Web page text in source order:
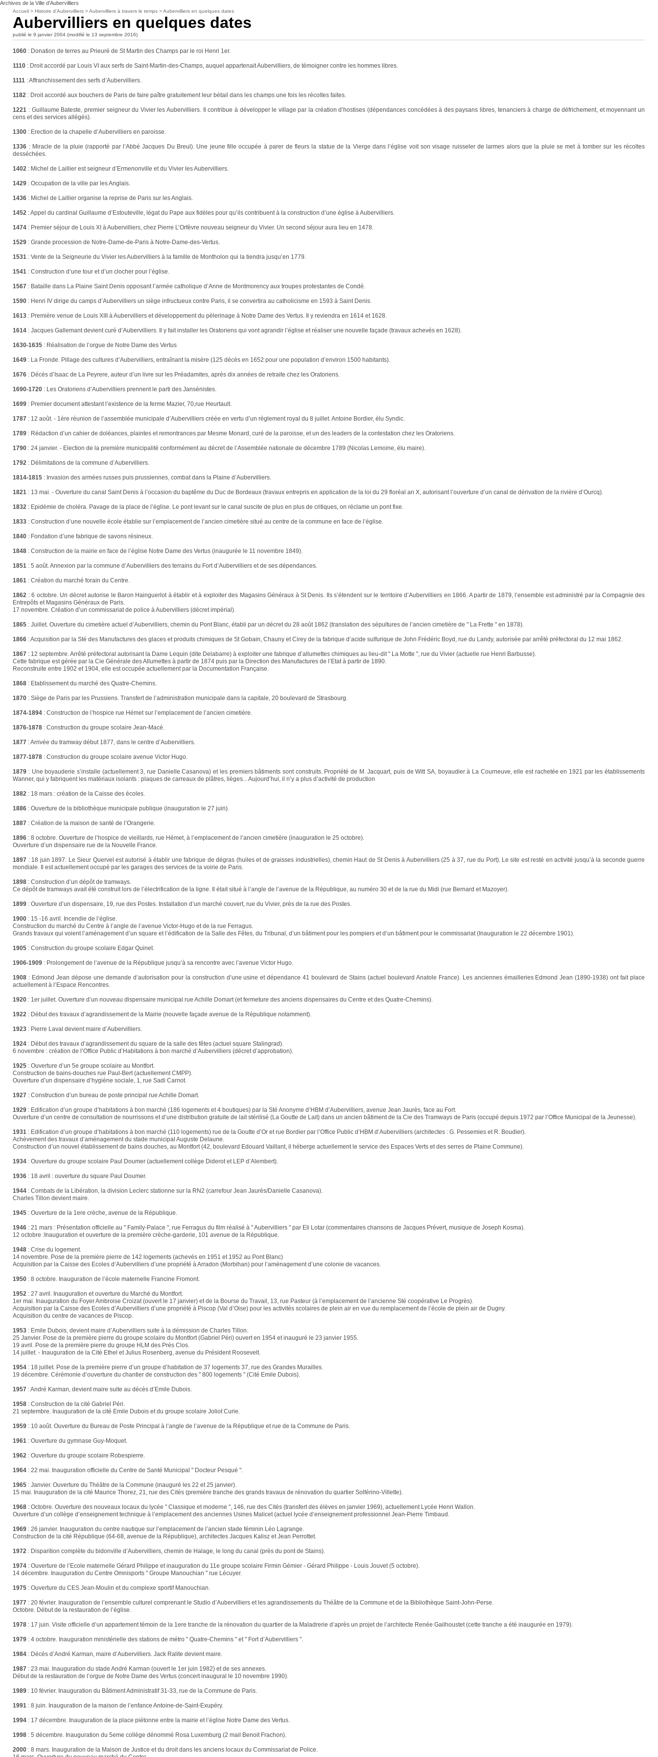
Archives de la Ville d’Aubervilliers
Accueil >Histoire d’Aubervilliers>Aubervilliers à travers le temps >Aubervilliers en quelques dates
Aubervilliers en quelques dates
publié le 9 janvier 2004 (modifié le 13 septembre 2016)
1060 : Donation de terres au Prieuré de St Martin des Champs par le roi Henri 1er.
1110 : Droit accordé par Louis VI aux serfs de Saint-Martin-des-Champs, auquel appartenait Aubervilliers, de témoigner contre les hommes libres.
1111 :Affranchissement des serfs d’Aubervilliers.
1182 : Droit accordé aux bouchers de Paris de faire paître gratuitement leur bétail dans les champs une fois les récoltes faites.
1221 :Guillaume Bateste, premier seigneur du Vivier les Aubervilliers. Il contribue à développer le village par la création d’hostises (dépendances concédées à des paysans libres, tenanciers à charge de défrichement, et moyennant un
cens et des services allégés).
1300 : Erection de la chapelle d’Aubervilliers en paroisse.
1336 :Miracle de la pluie (rapporté par l’Abbé Jacques Du Breul). Une jeune fille occupée à parer de fleurs la statue de la Vierge dans l’église voit son visage ruisseler de larmes alors que la pluie se met à tomber sur les récoltes
desséchées.
1402 : Michel de Laillier est seigneur d’Ermenonville et du Vivier les Aubervilliers.
1429 : Occupation de la ville par les Anglais.
1436 : Michel de Laillier organise la reprise de Paris sur les Anglais.
1452 :Appel du cardinal Guillaume d’Estouteville, légat du Pape aux fidèles pour qu’ils contribuent à la construction d’une église à Aubervilliers.
1474 : Premier séjour de Louis XI à Aubervilliers, chez Pierre L’Orfèvre nouveau seigneur du Vivier. Un second séjour aura lieu en 1478.
1529 : Grande procession de Notre-Dame-de-Paris à Notre-Dame-des-Vertus.
1531 : Vente de la Seigneurie du Vivier les Aubervilliers à la famille de Montholon qui la tiendra jusqu’en 1779.
1541 : Construction d’une tour et d’un clocher pour l’église.
1567 : Bataille dans La Plaine Saint Denis opposant l’armée catholique d’Anne de Montmorency aux troupes protestantes de Condé.
1590 : Henri IV dirige du camps d’Aubervilliers un siège infructueux contre Paris, il se convertira au catholicisme en 1593 à Saint Denis.
1613 : Première venue de Louis XIII à Aubervilliers et développement du pèlerinage à Notre Dame des Vertus. Il y reviendra en 1614 et 1628.
1614 : Jacques Gallemant devient curé d’Aubervilliers. Il y fait installer les Oratoriens qui vont agrandir l’église et réaliser une nouvelle façade (travaux achevés en 1628).
1630-1635 : Réalisation de l’orgue de Notre Dame des Vertus
1649 : La Fronde. Pillage des cultures d’Aubervilliers, entraînant la misère (125 décès en 1652 pour une population d’environ 1500 habitants).
1676 : Décès d’Isaac de La Peyrere, auteur d’un livre sur les Préadamites, après dix années de retraite chez les Oratoriens.
1690-1720 : Les Oratoriens d’Aubervilliers prennent le parti des Jansénistes.
1699 : Premier document attestant l’existence de la ferme Mazier, 70,rue Heurtault.
1787 : 12 août. - 1ère réunion de l’assemblée municipale d’Aubervilliers créée en vertu d’un règlement royal du 8 juillet. Antoine Bordier, élu Syndic.
1789 : Rédaction d’un cahier de doléances, plaintes et remontrances par Mesme Monard, curé de la paroisse, et un des leaders de la contestation chez les Oratoriens.
1790 : 24 janvier. - Election de la première municipalité conformément au décret de l’Assemblée nationale de décembre 1789 (Nicolas Lemoine, élu maire).
1792 : Délimitations de la commune d’Aubervilliers.
1814-1815 : Invasion des armées russes puis prussiennes, combat dans la Plaine d’Aubervilliers.
1821 : 13 mai. - Ouverture du canal Saint Denis à l’occasion du baptême du Duc de Bordeaux (travaux entrepris en application de la loi du 29 floréal an X, autorisant l’ouverture d’un canal de dérivation de la rivière d’Ourcq).
1832 : Epidémie de choléra. Pavage de la place de l’église. Le pont levant sur le canal suscite de plus en plus de critiques, on réclame un pont fixe.
1833 : Construction d’une nouvelle école établie sur l’emplacement de l’ancien cimetière situé au centre de la commune en face de l’église.
1840 : Fondation d’une fabrique de savons résineux.
1848 : Construction de la mairie en face de l’église Notre Dame des Vertus (inaugurée le 11 novembre 1849).
1851 : 5 août. Annexion par la commune d’Aubervilliers des terrains du Fort d’Aubervilliers et de ses dépendances.
1861 : Création du marché forain du Centre.
1862 :6 octobre. Un décret autorise le Baron Hainguerlot à établir et à exploiter des Magasins Généraux à St Denis. Ils s’étendent sur le territoire d’Aubervilliers en 1866. A partir de 1879, l’ensemble est administré par la Compagnie des
Entrepôts et Magasins Généraux de Paris.
17 novembre. Création d’un commissariat de police à Aubervilliers (décret impérial).
1865 : Juillet. Ouverture du cimetière actuel d’Aubervilliers, chemin du Pont Blanc, établi par un décret du 28 août 1862 (translation des sépultures de l’ancien cimetière de " La Frette " en 1878).
1866 :Acquisition par la Sté des Manufactures des glaces et produits chimiques de St Gobain, Chauny et Cirey de la fabrique d’acide sulfurique de John Frédéric Boyd, rue du Landy, autorisée par arrêté préfectoral du 12 mai 1862.
1867 : 12 septembre. Arrêté préfectoral autorisant la Dame Lequin (dite Delabarre) à exploiter une fabrique d’allumettes chimiques au lieu-dit " La Motte ", rue du Vivier (actuelle rue Henri Barbusse).
Cette fabrique est gérée par la Cie Générale des Allumettes à partir de 1874 puis par la Direction des Manufactures de l’Etat à partir de 1890.
Reconstruite entre 1902 et 1904, elle est occupée actuellement par la Documentation Française.
1868 : Etablissement du marché des Quatre-Chemins.
1870 : Siège de Paris par les Prussiens. Transfert de l’administration municipale dans la capitale, 20 boulevard de Strasbourg.
1874-1894 : Construction de l’hospice rue Hémet sur l’emplacement de l’ancien cimetière.
1876-1878 : Construction du groupe scolaire Jean-Macé.
1877 :Arrivée du tramway début 1877, dans le centre d’Aubervilliers.
1877-1878 : Construction du groupe scolaire avenue Victor Hugo.
1879 : Une boyauderie s’installe (actuellement 3, rue Danielle Casanova) et les premiers bâtiments sont construits. Propriété de M. Jacquart, puis de Witt SA, boyaudier à La Courneuve, elle est rachetée en 1921 par les établissements
Wanner, qui y fabriquent les matériaux isolants : plaques de carreaux de plâtres, lièges... Aujourd’hui, il n’y a plus d’activité de production
1882 : 18 mars : création de la Caisse des écoles.
1886 : Ouverture de la bibliothèque municipale publique (inauguration le 27 juin).
1887 : Création de la maison de santé de l’Orangerie.
1896 : 8 octobre. Ouverture de l’hospice de vieillards, rue Hémet, à l’emplacement de l’ancien cimetière (inauguration le 25 octobre).
Ouverture d’un dispensaire rue de la Nouvelle France.
1897 :18 juin 1897. Le Sieur Quervel est autorisé à établir une fabrique de dégras (huiles et de graisses industrielles), chemin Haut de St Denis à Aubervilliers (25 à 37, rue du Port). Le site est resté en activité jusqu’à la seconde guerre
mondiale. Il est actuellement occupé par les garages des services de la voirie de Paris.
1898 : Construction d’un dépôt de tramways.
Ce dépôt de tramways avait été construit lors de l’électrification de la ligne. Il était situé à l’angle de l’avenue de la République, au numéro 30 et de la rue du Midi (rue Bernard et Mazoyer).
1899 : Ouverture d’un dispensaire, 19, rue des Postes. Installation d’un marché couvert, rue du Vivier, près de la rue des Postes.
1900 : 15 -16 avril. Incendie de l’église.
Construction du marché du Centre à l’angle de l’avenue Victor-Hugo et de la rue Ferragus.
Grands travaux qui voient l’aménagement d’un square et l’édification de la Salle des Fêtes, du Tribunal, d’un bâtiment pour les pompiers et d’un bâtiment pour le commissariat (Inauguration le 22 décembre 1901).
1905 : Construction du groupe scolaire Edgar Quinet.
1906-1909 : Prolongement de l’avenue de la République jusqu’à sa rencontre avec l’avenue Victor Hugo.
1908 : Edmond Jean dépose une demande d’autorisation pour la construction d’une usine et dépendance 41 boulevard de Stains (actuel boulevard Anatole France). Les anciennes émailleries Edmond Jean (1890-1938) ont fait place
actuellement à l’Espace Rencontres.
1920 : 1er juillet. Ouverture d’un nouveau dispensaire municipal rue Achille Domart (et fermeture des anciens dispensaires du Centre et des Quatre-Chemins).
1922 : Début des travaux d’agrandissement de la Mairie (nouvelle façade avenue de la République notamment).
1923 : Pierre Laval devient maire d’Aubervilliers.
1924 : Début des travaux d’agrandissement du square de la salle des fêtes (actuel square Stalingrad).
6 novembre : création de l’Office Public d’Habitations à bon marché d’Aubervilliers (décret d’approbation).
1925 : Ouverture d’un 5e groupe scolaire au Montfort.
Construction de bains-douches rue Paul-Bert (actuellement CMPP).
Ouverture d’un dispensaire d’hygiène sociale, 1, rue Sadi Carnot.
1927 : Construction d’un bureau de poste principal rue Achille Domart.
1929 : Edification d’un groupe d’habitations à bon marché (186 logements et 4 boutiques) par la Sté Anonyme d’HBM d’Aubervilliers, avenue Jean Jaurès, face au Fort.
Ouverture d’un centre de consultation de nourrissons et d’une distribution gratuite de lait stérilisé (La Goutte de Lait) dans un ancien bâtiment de la Cie des Tramways de Paris (occupé depuis 1972 par l’Office Municipal de la Jeunesse).
1931 : Edification d’un groupe d’habitations à bon marché (110 logements) rue de la Goutte d’Or et rue Bordier par l’Office Public d’HBM d’Aubervilliers (architectes : G. Pessemies et R. Boudier).
Achèvement des travaux d’aménagement du stade municipal Auguste Delaune.
Construction d’un nouvel établissement de bains douches, au Montfort (42, boulevard Edouard Vaillant, il héberge actuellement le service des Espaces Verts et des serres de Plaine Commune).
1934 : Ouverture du groupe scolaire Paul Doumer (actuellement collège Diderot et LEP d’Alembert).
1936 : 18 avril : ouverture du square Paul Doumer.
1944 : Combats de la Libération, la division Leclerc stationne sur la RN2 (carrefour Jean Jaurès/Danielle Casanova).
Charles Tillon devient maire.
1945 : Ouverture de la 1ere crèche, avenue de la République.
1946 : 21 mars : Présentation officielle au " Family-Palace ", rue Ferragus du film réalisé à " Aubervilliers " par Eli Lotar (commentaires chansons de Jacques Prévert, musique de Joseph Kosma).
12 octobre :Inauguration et ouverture de la première crèche-garderie, 101 avenue de la République.
1948 : Crise du logement.
14 novembre. Pose de la première pierre de 142 logements (achevés en 1951 et 1952 au Pont Blanc)
Acquisition par la Caisse des Ecoles d’Aubervilliers d’une propriété à Arradon (Morbihan) pour l’aménagement d’une colonie de vacances.
1950 : 8 octobre. Inauguration de l’école maternelle Francine Fromont.
1952 : 27 avril. Inauguration et ouverture du Marché du Montfort.
1er mai. Inauguration du Foyer Ambroise Croizat (ouvert le 17 janvier) et de la Bourse du Travail, 13, rue Pasteur (à l’emplacement de l’ancienne Sté coopérative Le Progrès).
Acquisition par la Caisse des Ecoles d’Aubervilliers d’une propriété à Piscop (Val d’Oise) pour les activités scolaires de plein air en vue du remplacement de l’école de plein air de Dugny.
Acquisition du centre de vacances de Piscop.
1953 : Emile Dubois, devient maire d’Aubervilliers suite à la démission de Charles Tillon.
25 Janvier. Pose de la première pierre du groupe scolaire du Montfort (Gabriel Péri) ouvert en 1954 et inauguré le 23 janvier 1955.
19 avril. Pose de la première pierre du groupe HLM des Prés Clos.
14 juillet. - Inauguration de la Cité Ethel et Julius Rosenberg, avenue du Président Roosevelt.
1954 : 18 juillet. Pose de la première pierre d’un groupe d’habitation de 37 logements 37, rue des Grandes Murailles.
19 décembre. Cérémonie d’ouverture du chantier de construction des " 800 logements " (Cité Emile Dubois).
1957 :André Karman, devient maire suite au décès d’Emile Dubois.
1958 : Construction de la cité Gabriel Péri.
21 septembre. Inauguration de la cité Emile Dubois et du groupe scolaire Joliot Curie.
1959 : 10 août. Ouverture du Bureau de Poste Principal à l’angle de l’avenue de la République et rue de la Commune de Paris.
1961 : Ouverture du gymnase Guy-Moquet.
1962 : Ouverture du groupe scolaire Robespierre.
1964 : 22 mai. Inauguration officielle du Centre de Santé Municipal " Docteur Pesqué ".
1965 : Janvier. Ouverture du Théâtre de la Commune (inauguré les 22 et 25 janvier).
15 mai. Inauguration de la cité Maurice Thorez, 21, rue des Cités (première tranche des grands travaux de rénovation du quartier Solférino-Villette).
1968 : Octobre. Ouverture des nouveaux locaux du lycée " Classique et moderne ", 146, rue des Cités (transfert des élèves en janvier 1969), actuellement Lycée Henri Wallon.
Ouverture d’un collège d’enseignement technique à l’emplacement des anciennes Usines Malicet (actuel lycée d’enseignement professionnel Jean-Pierre Timbaud.
1969 : 26 janvier. Inauguration du centre nautique sur l’emplacement de l’ancien stade féminin Léo Lagrange.
Construction de la cité République (64-68, avenue de la République), architectes Jacques Kalisz et Jean Perrottet.
1972 : Disparition complète du bidonville d’Aubervilliers, chemin de Halage, le long du canal (près du pont de Stains).
1974 : Ouverture de l’Ecole maternelle Gérard Philippe et inauguration du 11e groupe scolaire Firmin Gémier - Gérard Philippe - Louis Jouvet (5 octobre).
14 décembre. Inauguration du Centre Omnisports " Groupe Manouchian " rue Lécuyer.
1975 : Ouverture du CES Jean-Moulin et du complexe sportif Manouchian.
1977 : 20 février. Inauguration de l’ensemble culturel comprenant le Studio d’Aubervilliers et les agrandissements du Théâtre de la Commune et de la Bibliothèque Saint-John-Perse.
Octobre. Début de la restauration de l’église.
1978 : 17 juin. Visite officielle d’un appartement témoin de la 1ere tranche de la rénovation du quartier de la Maladrerie d’après un projet de l’architecte Renée Gailhoustet (cette tranche a été inaugurée en 1979).
1979 : 4 octobre. Inauguration ministérielle des stations de métro " Quatre-Chemins " et " Fort d’Aubervilliers ".
1984 : Décès d’André Karman, maire d’Aubervilliers. Jack Ralite devient maire.
1987 : 23 mai. Inauguration du stade André Karman (ouvert le 1er juin 1982) et de ses annexes.
Début de la restauration de l’orgue de Notre Dame des Vertus (concert inaugural le 10 novembre 1990).
1989 : 10 février. Inauguration du Bâtiment Administratif 31-33, rue de la Commune de Paris.
1991 : 8 juin. Inauguration de la maison de l’enfance Antoine-de-Saint-Exupéry.
1994 : 17 décembre. Inauguration de la place piétonne entre la mairie et l’église Notre Dame des Vertus.
1998 : 5 décembre. Inauguration du 5eme collège dénommé Rosa Luxemburg (2 mail Benoit Frachon).
2000 : 8 mars. Inauguration de la Maison de Justice et du droit dans les anciens locaux du Commissariat de Police.